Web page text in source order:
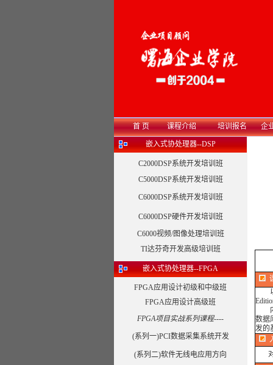
首 页
课程介绍 培训报名 企
嵌入式协处理器--DSP
C2000DSP系统开发培训班
C5000DSP系统开发培训班
C6000DSP系统开发培训班
C6000DSP硬件开发培训班
C6000视频/图像处理培训班
TI达芬奇开发高级培训班
嵌入式协处理器--FPGA
FPGA应用设计初级和中级班
FPGA应用设计高级班
FPGA项目实战系列课程----
(系列一)PCI数据采集系统开发
(系列二)软件无线电应用方向
以
内
数据
发的